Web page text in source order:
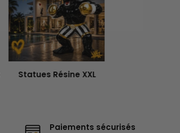
Statues Résine XXL
Paiements sécurisés